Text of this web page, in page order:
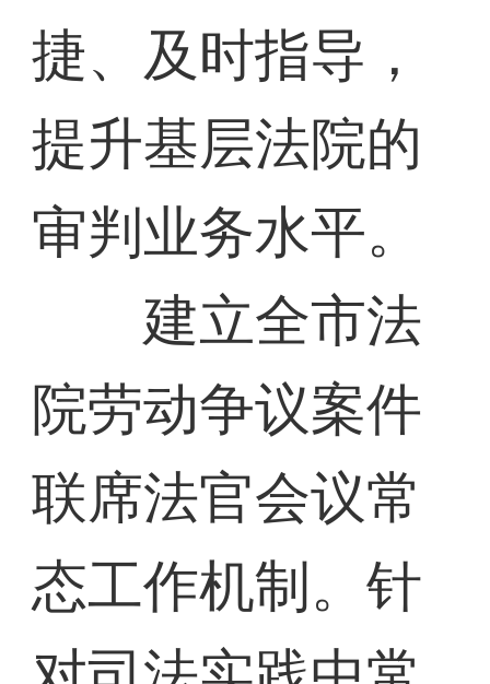
捷、及时指导，
提升基层法院的
审判业务水平。
建立全市法
院劳动争议案件
联席法官会议常
态工作机制。针